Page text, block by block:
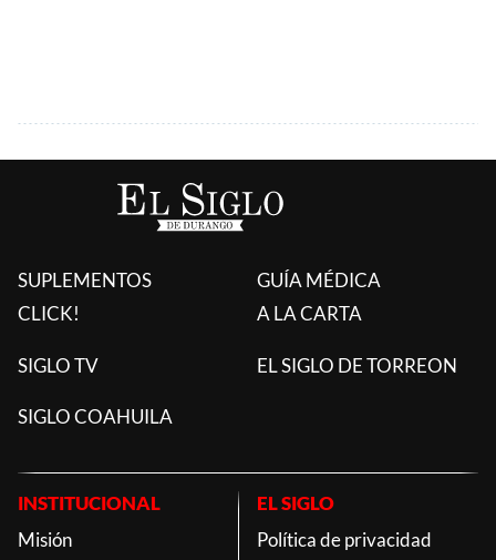
SUPLEMENTOS
CLICK!
GUÍA MÉDICA
A LA CARTA
SIGLO TV EL SIGLO DE TORREON
SIGLO COAHUILA
INSTITUCIONAL
Misión
EL SIGLO
Política de privacidad